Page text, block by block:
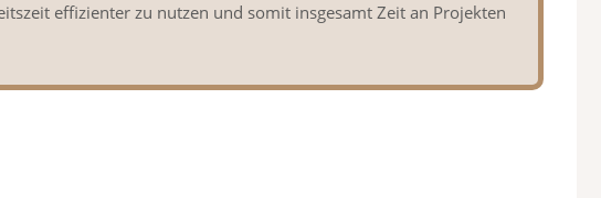
effizienter zu nutzen und somit insgesamt Zeit an Projekten